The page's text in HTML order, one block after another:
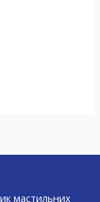
мастильних